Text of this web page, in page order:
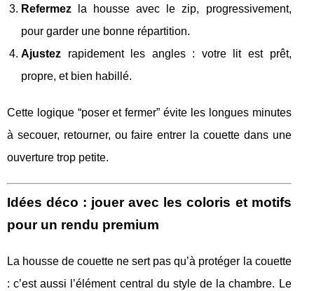
Refermez la housse avec le zip, progressivement,
pour garder une bonne répartition.
Ajustez rapidement les angles : votre lit est prêt,
propre, et bien habillé.
Cette logique “poser et fermer” évite les longues minutes
à secouer, retourner, ou faire entrer la couette dans une
ouverture trop petite.
Idées déco : jouer avec les coloris et motifs
pour un rendu premium
La housse de couette ne sert pas qu’à protéger la couette
: c’est aussi l’élément central du style de la chambre. Le